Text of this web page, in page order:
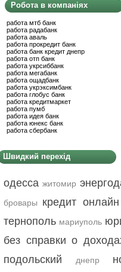
Робота в компаніях
работа мтб банк
работа радабанк
работа аваль
работа прокредит банк
работа банк кредит днепр
работа отп банк
работа укрсиббанк
работа мегабанк
работа ощадбанк
работа укрэксимбанк
работа глобус банк
работа кредитмаркет
работа пумб
работа идея банк
работа юнекс банк
работа сбербанк
Швидкий перехід
одесса житомир
бровары
кредит
тернополь мариуполь
без справки о
подольский
днепр